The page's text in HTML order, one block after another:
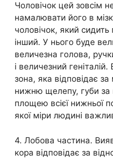
Чоловічок цей зовсім
намалювати його в
чоловічок, який
інший. У нього буде
величезна голова,
і величезний
зона, яка відповідає
нижню щелепу, губи за
площею всієї нижньої
якої міри людині
4. Лобова частина.
кора відповідає за